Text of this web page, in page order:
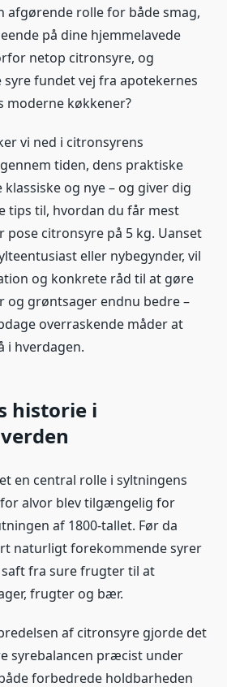
afgørende rolle for både smag,
på dine hjemmelavede
netop citronsyre, og
fundet vej fra apotekernes
moderne køkkener?
vi ned i citronsyrens
tiden, dens praktiske
klassiske og nye – og giver dig
tips til, hvordan du får mest
pose citronsyre på 5 kg. Uanset
eller nybegynder, vil
og konkrete råd til at gøre
og grøntsager endnu bedre –
overraskende måder at
i hverdagen.
historie i
en central rolle i syltningens
alvor blev tilgængelig for
af 1800-tallet. Før da
naturligt forekommende syrer
fra sure frugter til at
frugter og bær.
af citronsyre gjorde det
syrebalancen præcist under
forbedrede holdbarheden